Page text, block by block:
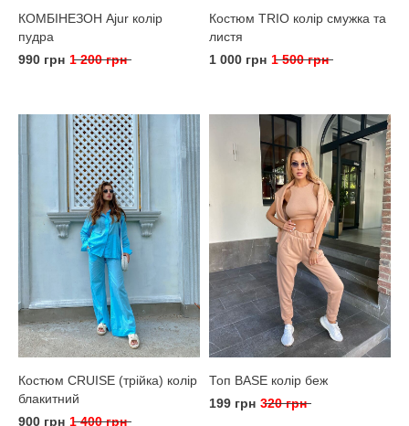
КОМБІНЕЗОН Ajur колір
пудра
990 грн 1 200 грн
Костюм TRIO колір смужка та
листя
1 000 грн 1 500 грн
Костюм CRUISE (трійка) колір
блакитний
900 грн 1 400 грн
Топ BASE колір беж
199 грн 320 грн